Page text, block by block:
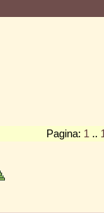
Pagina: 1 ..